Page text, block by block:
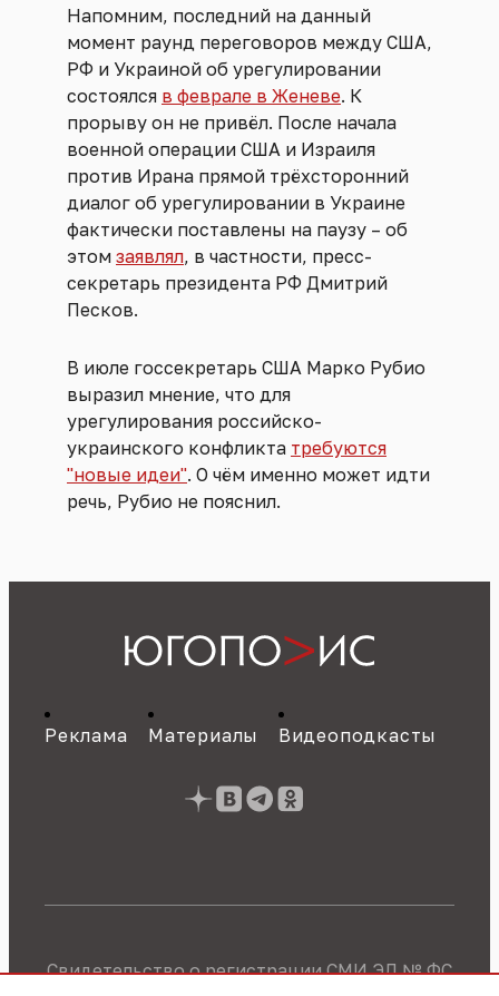
Напомним, последний на данный
момент раунд переговоров между США,
РФ и Украиной об урегулировании
состоялся в феврале в Женеве. К
прорыву он не привёл. После начала
военной операции США и Израиля
против Ирана прямой трёхсторонний
диалог об урегулировании в Украине
фактически поставлены на паузу – об
этом заявлял, в частности, пресс-
секретарь президента РФ Дмитрий
Песков.
В июле госсекретарь США Марко Рубио
выразил мнение, что для
урегулирования российско-
украинского конфликта требуются
"новые идеи". О чём именно может идти
речь, Рубио не пояснил.
Реклама Материалы Видеоподкасты
Свидетельство о регистрации СМИ ЭЛ № ФС